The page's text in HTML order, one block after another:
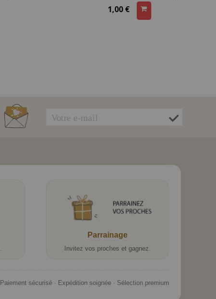
1,00 €
Parrainage
Invitez vos proches et gagnez.
Paiement sécurisé · Expédition soignée · Sélection premium